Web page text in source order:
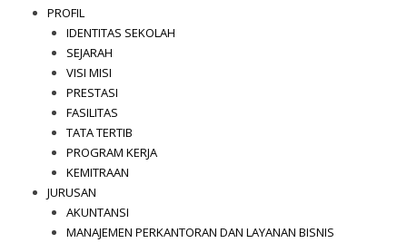
PROFIL
IDENTITAS SEKOLAH
SEJARAH
VISI MISI
PRESTASI
FASILITAS
TATA TERTIB
PROGRAM KERJA
KEMITRAAN
JURUSAN
AKUNTANSI
MANAJEMEN PERKANTORAN DAN LAYANAN BISNIS